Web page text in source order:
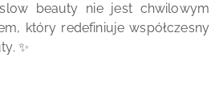
beauty nie jest chwilowym
który redefiniuje współczesny
✨